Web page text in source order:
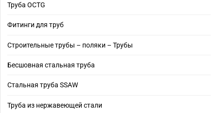
Труба OCTG
Фитинги для труб
Строительные трубы – поляки – Трубы
Бесшовная стальная труба
Стальная труба SSAW
Труба из нержавеющей стали